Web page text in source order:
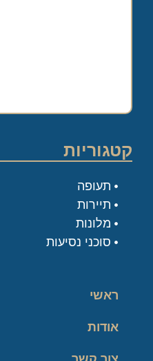
קטגוריות
תעופה
תיירות
מלונות
סוכני נסיעות
ראשי
אודות